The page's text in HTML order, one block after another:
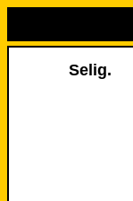
Selig.